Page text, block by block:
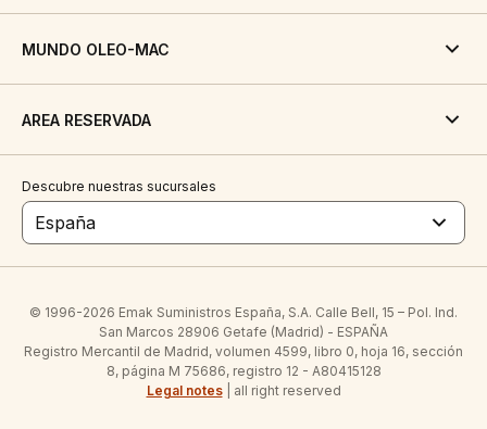
MUNDO OLEO-MAC
AREA RESERVADA
Descubre nuestras sucursales
España
© 1996-2026 Emak Suministros España, S.A. Calle Bell, 15 – Pol. Ind.
San Marcos 28906 Getafe (Madrid) - ESPAÑA
Registro Mercantil de Madrid, volumen 4599, libro 0, hoja 16, sección
8, página M 75686, registro 12 - A80415128
Legal notes| all right reserved